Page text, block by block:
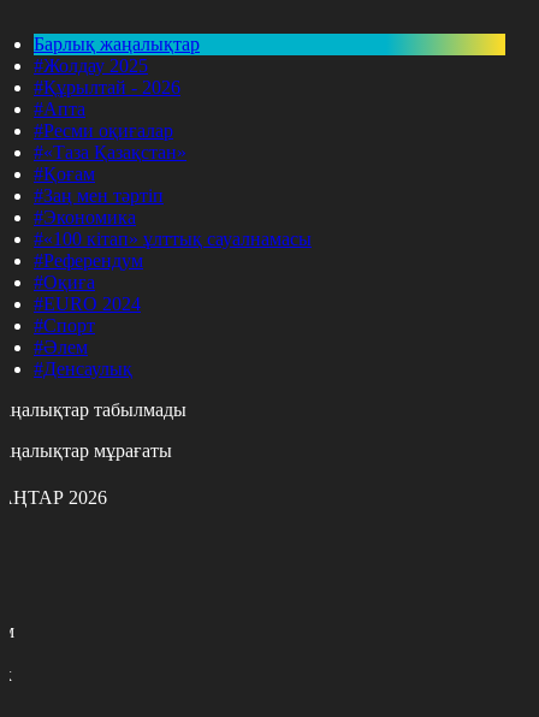
Барлық жаңалықтар
#Жолдау 2025
#Құрылтай - 2026
#Апта
#Ресми оқиғалар
#«Таза Қазақстан»
#Қоғам
#Заң мен тәртіп
#Экономика
#«100 кітап» ұлттық сауалнамасы
#Референдум
#Оқиға
#EURO 2024
#Спорт
#Әлем
#Денсаулық
табылмады
мұрағаты
2026